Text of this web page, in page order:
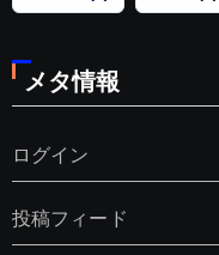
メタ情報
ログイン
投稿フィード